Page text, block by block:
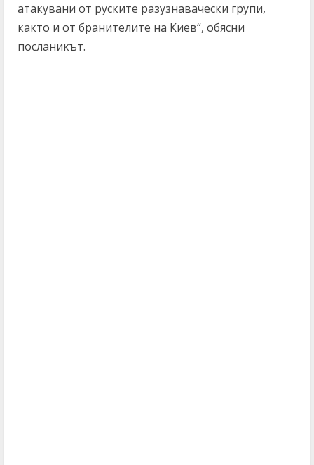
атакувани от руските разузнавачески групи,
както и от бранителите на Киев“, обясни
посланикът.